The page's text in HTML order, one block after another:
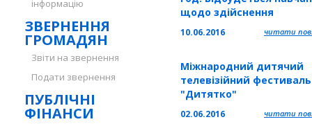
інформацію
ЗВЕРНЕННЯ
ГРОМАДЯН
Звіти на звернення
Подати звернення
ПУБЛІЧНІ
ФІНАНСИ
щодо здійснення
електронних державних
закупівель «PROZORRO»
10.06.2016 читати
Міжнародний дитячий
телевізійний фестиваль
"Дитятко"
02.06.2016 читати